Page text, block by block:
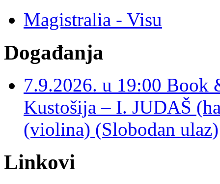
Magistralia - Visu
Događanja
7.9.2026. u 19:00 Book
Kustošija – I. JUDAŠ
(violina) (Slobodan ulaz)
Linkovi